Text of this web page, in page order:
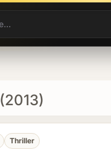
(2013)
Thriller